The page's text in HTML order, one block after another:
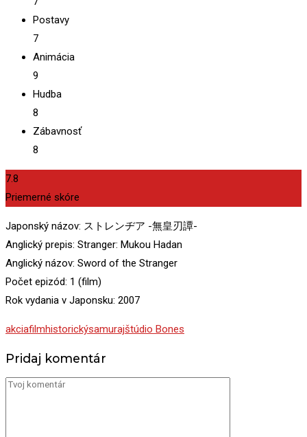
Postavy
7
Animácia
9
Hudba
8
Zábavnosť
8
7.8
Priemerné skóre
Japonský názov: ストレンヂア -無皇刃譚-
Anglický prepis: Stranger: Mukou Hadan
Anglický názov: Sword of the Stranger
Počet epizód: 1 (film)
Rok vydania v Japonsku: 2007
akciafilmhistorickýsamurajštúdio Bones
Pridaj komentár